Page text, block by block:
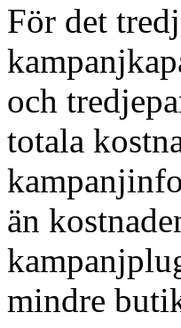
För det
och
totala
än
mindre